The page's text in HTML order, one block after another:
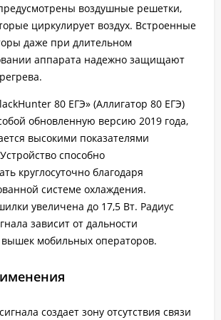
воздушные решетки,
циркулирует воздух. Встроенные
даже при длительном
аппарата надежно защищают
80 ЕГЭ» (Аллигатор 80 ЕГЭ)
обновленную версию 2019 года,
высокими показателями
способно
круглосуточно благодаря
системе охлаждения.
увеличена до 17,5 Вт. Радиус
зависит от дальности
мобильных операторов.
создает зону отсутствия связи